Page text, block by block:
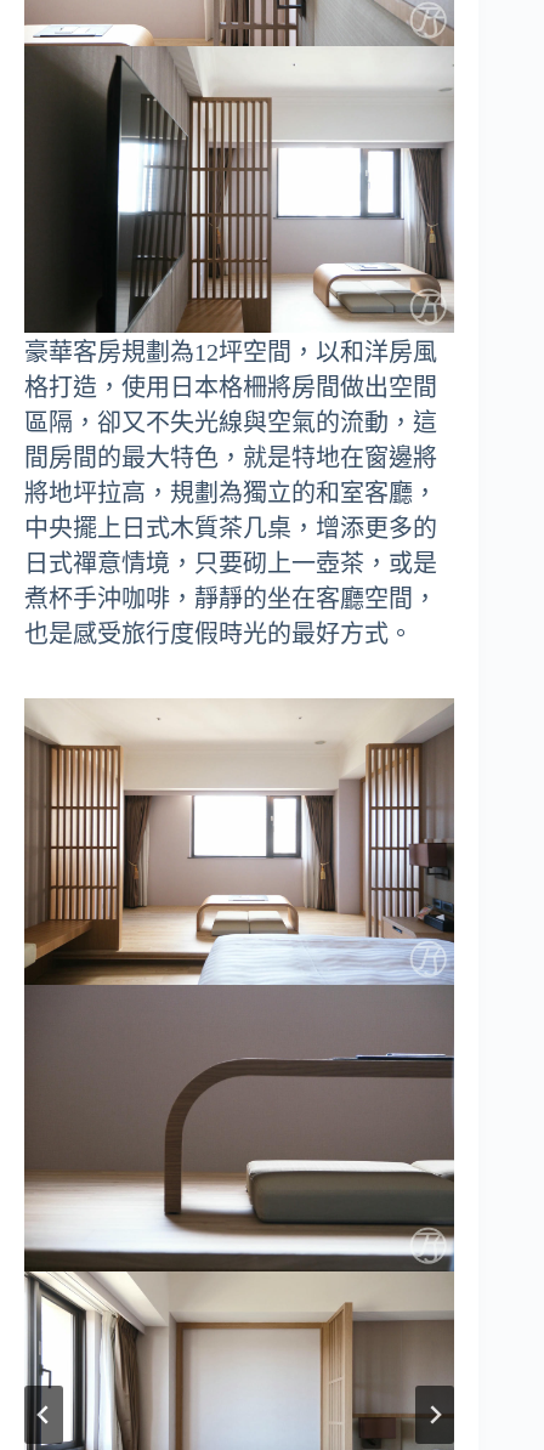
豪華客房規劃為12坪空間，以和洋房風
格打造，使用日本格柵將房間做出空間
區隔，卻又不失光線與空氣的流動，這
間房間的最大特色，就是特地在窗邊將
將地坪拉高，規劃為獨立的和室客廳，
中央擺上日式木質茶几桌，增添更多的
日式禪意情境，只要砌上一壺茶，或是
煮杯手沖咖啡，靜靜的坐在客廳空間，
也是感受旅行度假時光的最好方式。